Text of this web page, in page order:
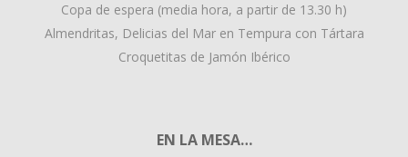
Copa de espera (media hora, a partir de 13.30 h)
Almendritas, Delicias del Mar en Tempura con Tártara
Croquetitas de Jamón Ibérico
EN LA MESA…